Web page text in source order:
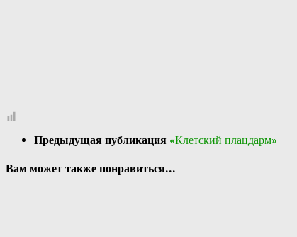
Предыдущая публикация «Клетский плацдарм»
Вам может также понравиться...